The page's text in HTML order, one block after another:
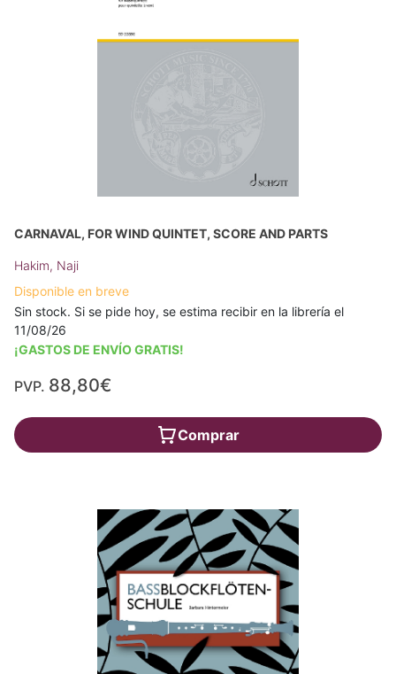
CARNAVAL, FOR WIND QUINTET, SCORE AND PARTS
Hakim, Naji
Disponible en breve
Sin stock. Si se pide hoy, se estima recibir en la librería el
11/08/26
¡GASTOS DE ENVÍO GRATIS!
PVP. 88,80€
Comprar